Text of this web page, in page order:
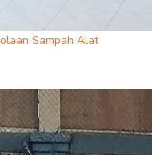
Sampah Alat